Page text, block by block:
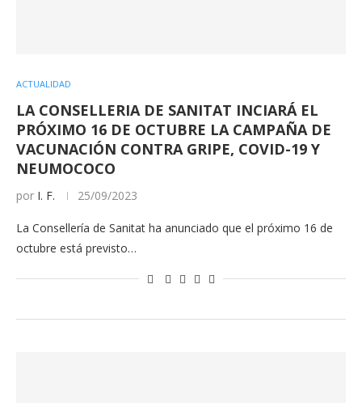
ACTUALIDAD
LA CONSELLERIA DE SANITAT INCIARÁ EL
PRÓXIMO 16 DE OCTUBRE LA CAMPAÑA DE
VACUNACIÓN CONTRA GRIPE, COVID-19 Y
NEUMOCOCO
por I. F. 25/09/2023
La Consellería de Sanitat ha anunciado que el próximo 16 de
octubre está previsto…